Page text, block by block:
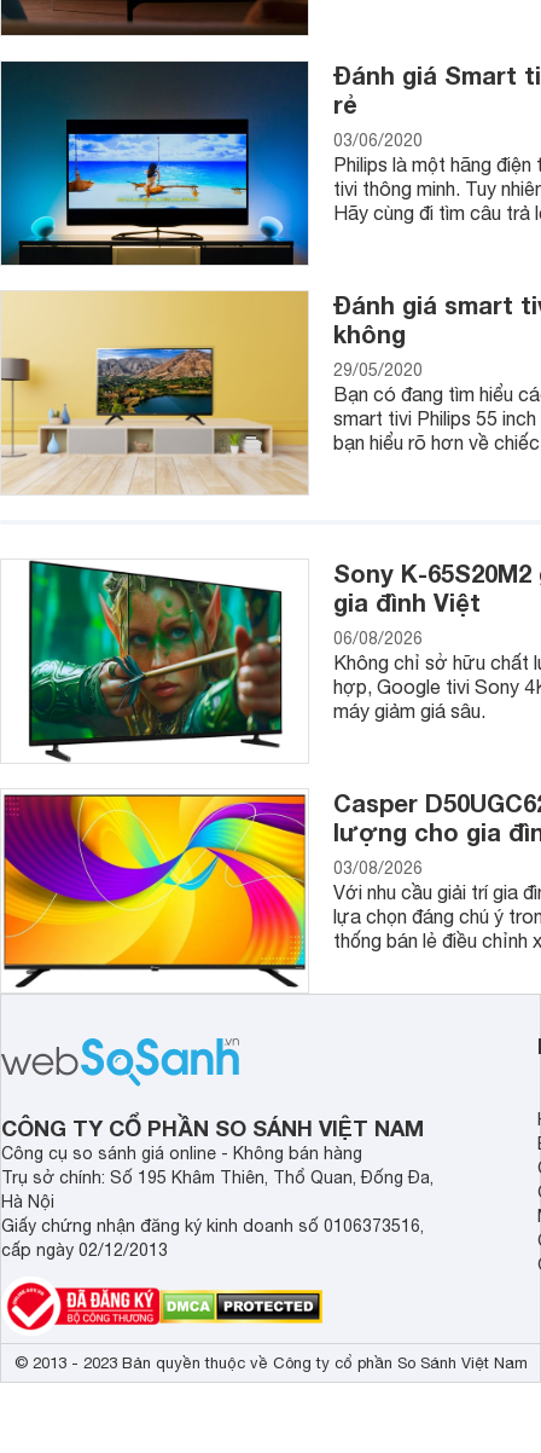
Đánh giá Smart
rẻ
03/06/2020
Philips là một hãng
tivi thông minh. Tuy
Hãy cùng đi tìm câu trả
Đánh giá smart
không
29/05/2020
Bạn có đang tìm hiểu
smart tivi Philips 55
bạn hiểu rõ hơn về
Sony K-
gia đình Việt
06/08/2026
Không chỉ sở hữu chất
hợp, Google tivi Sony
máy giảm giá sâu.
Casper
lượng cho gia
03/08/2026
Với nhu cầu giải trí gia
lựa chọn đáng chú ý
thống bán lẻ điều chỉnh
CÔNG TY CỔ PHẦN SO SÁNH VIỆT NAM
Công cụ so sánh giá online - Không bán hàng
Trụ sở chính: Số 195 Khâm Thiên, Thổ Quan, Đống Đa,
Hà Nội
Giấy chứng nhận đăng ký kinh doanh số 0106373516,
cấp ngày 02/12/2013
© 2013 - 2023 Bản quyền thuộc về Công ty cổ phần So Sánh Việt Nam